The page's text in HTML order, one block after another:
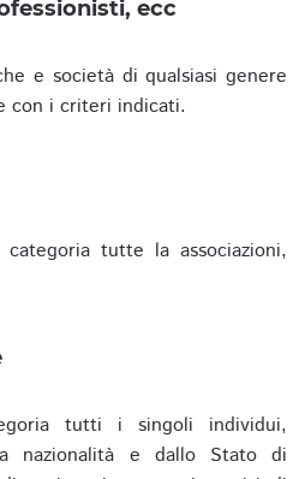
ecc
e società di qualsiasi genere
con i criteri indicati.
tutte la associazioni,
tutti i singoli individui,
nazionalità e dallo Stato di